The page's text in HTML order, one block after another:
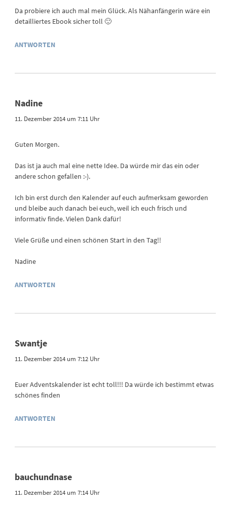
Da probiere ich auch mal mein Glück. Als Nähanfängerin wäre ein
detailliertes Ebook sicher toll 🙂
ANTWORTEN
Nadine
11. Dezember 2014 um 7:11 Uhr
Guten Morgen.
Das ist ja auch mal eine nette Idee. Da würde mir das ein oder
andere schon gefallen :-).
Ich bin erst durch den Kalender auf euch aufmerksam geworden
und bleibe auch danach bei euch, weil ich euch frisch und
informativ finde. Vielen Dank dafür!
Viele Grüße und einen schönen Start in den Tag!!
Nadine
ANTWORTEN
Swantje
11. Dezember 2014 um 7:12 Uhr
Euer Adventskalender ist echt toll!!! Da würde ich bestimmt etwas
schönes finden
ANTWORTEN
bauchundnase
11. Dezember 2014 um 7:14 Uhr